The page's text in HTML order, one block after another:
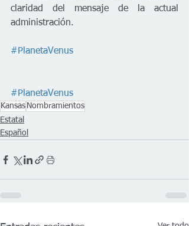
claridad del mensaje de la actual
administración.
#PlanetaVenus
#PlanetaVenus
Kansas Nombramientos
Estatal
Español